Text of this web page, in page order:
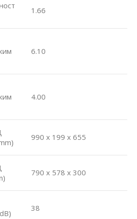
1.66
6.10
4.00
990 x 199 x 655
790 x 578 x 300
38